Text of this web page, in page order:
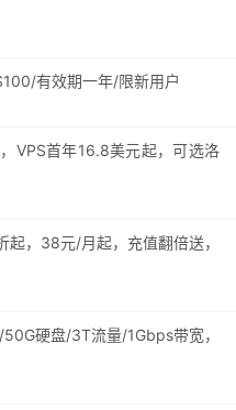
有效期一年/限新用户
VPS首年16.8美元起，可选洛
，38元/月起，充值翻倍送，
硬盘/3T流量/1Gbps带宽，